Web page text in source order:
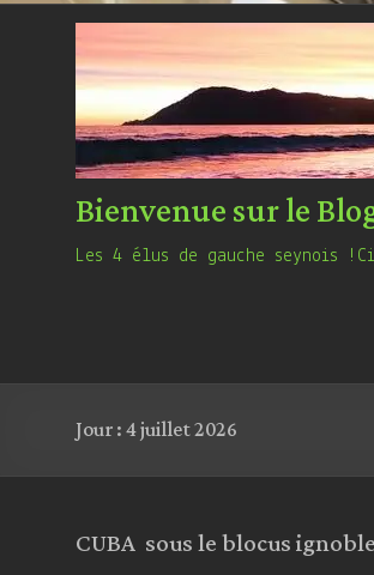
Bienvenue sur le
Les 4 élus de gauche seynois
Jour :4 juillet 2026
CUBA sous le blocus